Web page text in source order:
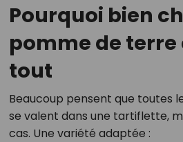
Pourquoi bien
pomme de
tout
Beaucoup pensent que toutes
se valent dans une tartiflette,
cas. Une variété adaptée :